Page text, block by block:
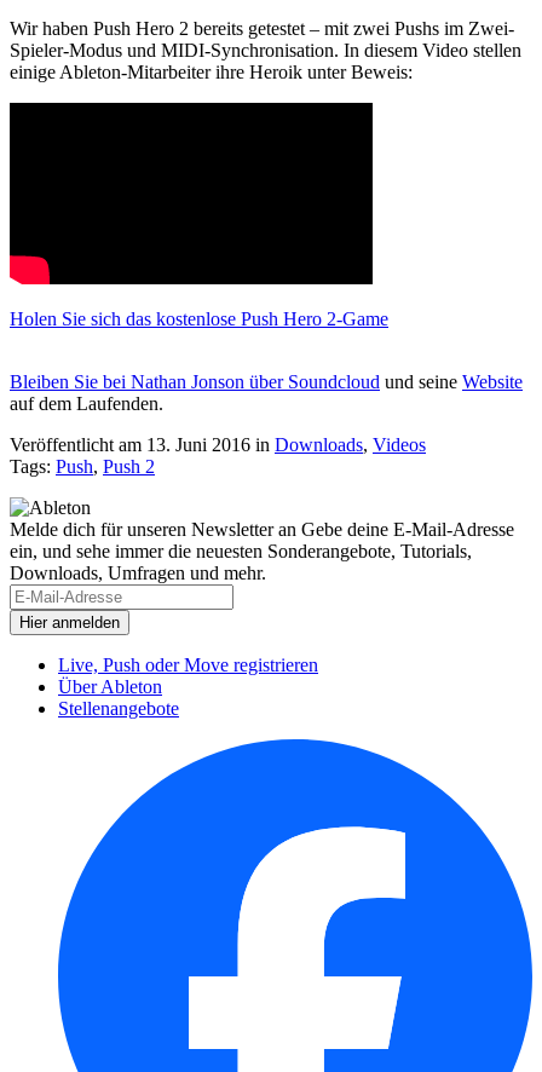
Wir haben Push Hero 2 bereits getestet – mit zwei Pushs im Zwei-
Spieler-Modus und MIDI-Synchronisation. In diesem Video stellen
einige Ableton-Mitarbeiter ihre Heroik unter Beweis:
Holen Sie sich das kostenlose Push Hero 2-Game
Bleiben Sie bei Nathan Jonson über Soundcloud und seine Website
auf dem Laufenden.
Veröffentlicht am 13. Juni 2016 in Downloads, Videos
Tags: Push, Push 2
Melde dich für unseren Newsletter an Gebe deine E-Mail-Adresse
ein, und sehe immer die neuesten Sonderangebote, Tutorials,
Downloads, Umfragen und mehr.
Live, Push oder Move registrieren
Über Ableton
Stellenangebote